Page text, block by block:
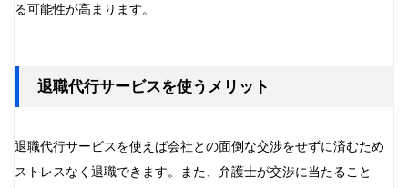
る可能性が高まります。
退職代行サービスを使うメリット
退職代行サービスを使えば会社との面倒な交渉をせずに済むため
ストレスなく退職できます。また、弁護士が交渉に当たること